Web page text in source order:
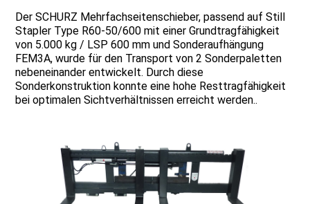
Der SCHURZ Mehrfachseitenschieber, passend auf Still
Stapler Type R60-50/600 mit einer Grundtragfähigkeit
von 5.000 kg / LSP 600 mm und Sonderaufhängung
FEM3A, wurde für den Transport von 2 Sonderpaletten
nebeneinander entwickelt. Durch diese
Sonderkonstruktion konnte eine hohe Resttragfähigkeit
bei optimalen Sichtverhältnissen erreicht werden..